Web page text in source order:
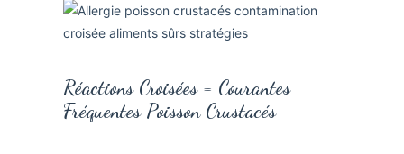
Réactions Croisées = Courantes
Fréquentes Poisson Crustacés